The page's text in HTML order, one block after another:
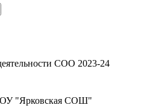
СОО 2023-24
"Ярковская СОШ"